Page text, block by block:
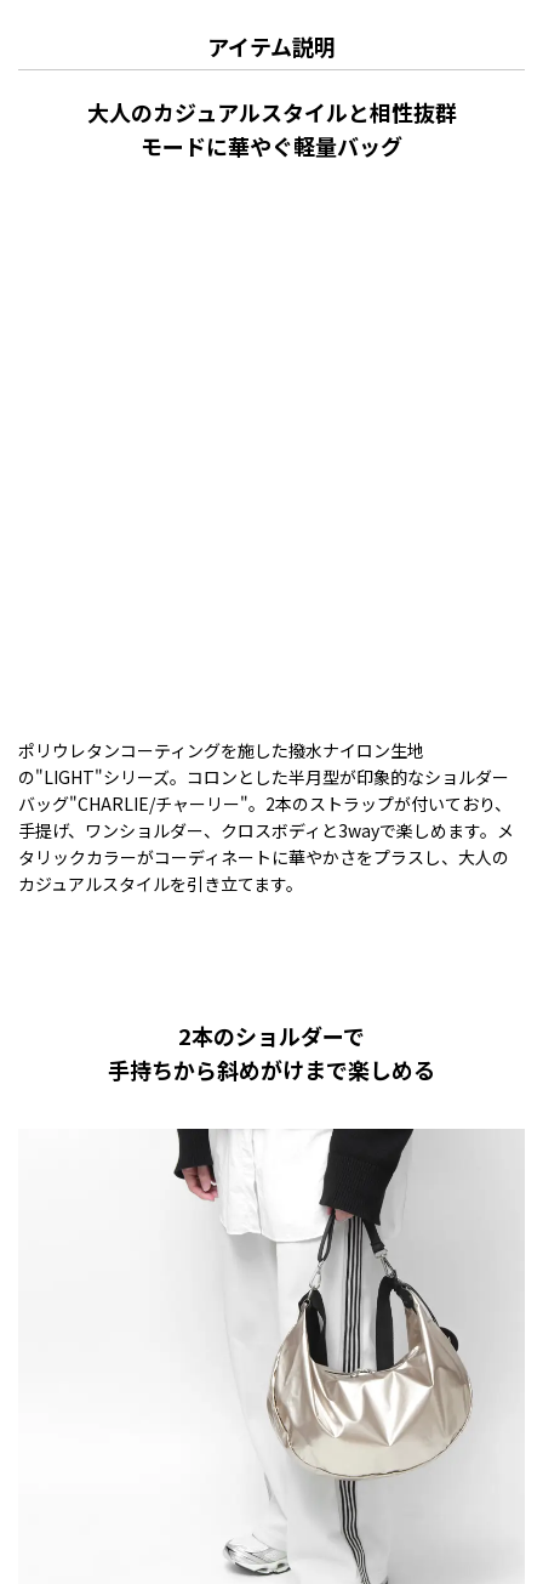
アイテム説明
大人のカジュアルスタイルと相性抜群
モードに華やぐ軽量バッグ
ポリウレタンコーティングを施した撥水ナイロン生地
の"LIGHT"シリーズ。コロンとした半月型が印象的なショルダー
バッグ"CHARLIE/チャーリー"。2本のストラップが付いており、
手提げ、ワンショルダー、クロスボディと3wayで楽しめます。メ
タリックカラーがコーディネートに華やかさをプラスし、大人の
カジュアルスタイルを引き立てます。
2本のショルダーで
手持ちから斜めがけまで楽しめる